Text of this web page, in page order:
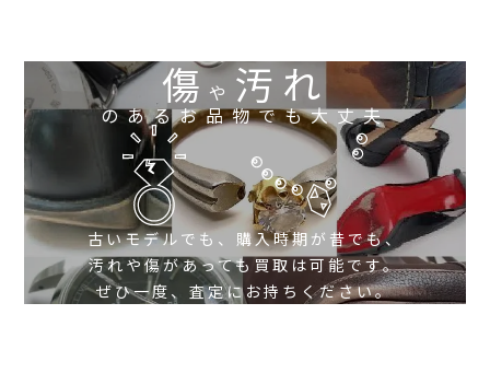
傷や 汚れ
のあるお品物でも大丈夫
古いモデルでも、購入時期が昔でも、
汚れや傷があっても買取は可能です。
ぜひ一度、査定にお持ちください。